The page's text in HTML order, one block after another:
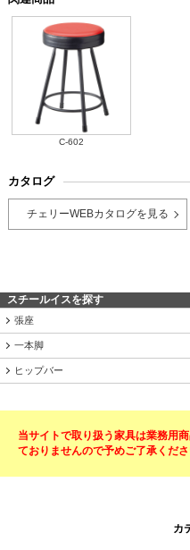
C-602
カタログ
チェリーWEBカタログを見る
スチールイスを探す
張座
一本脚
ヒップバー
当サイトで取り扱う家具は業務用
ておりませんので予めご了承くださ
カ